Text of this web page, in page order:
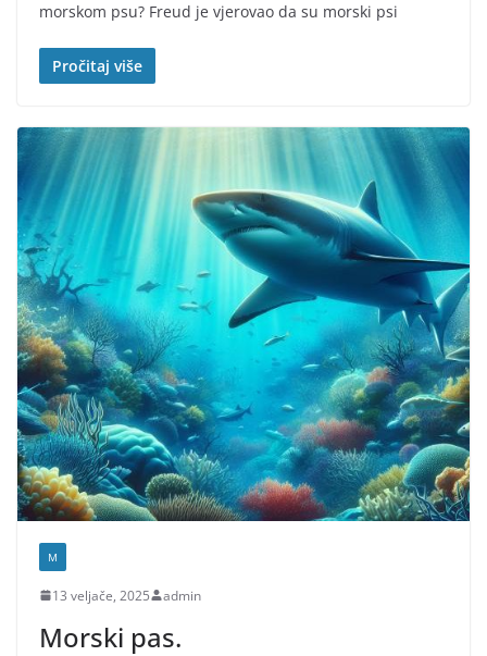
morskom psu? Freud je vjerovao da su morski psi
Pročitaj više
M
13 veljače, 2025 admin
Morski pas.